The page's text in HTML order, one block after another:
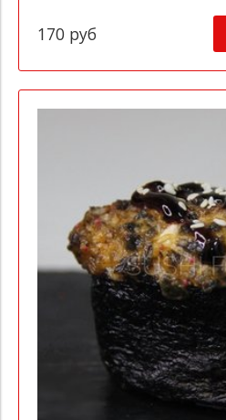
170 руб